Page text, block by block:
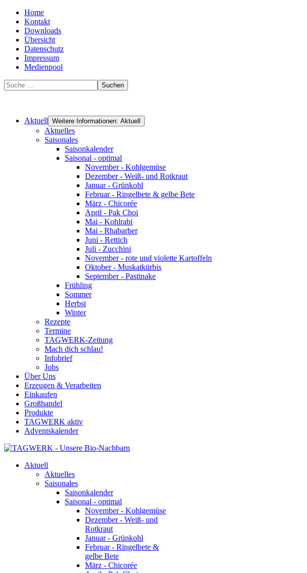
Home
Kontakt
Downloads
Übersicht
Datenschutz
Impressum
Medienpool
Suchen
Aktuell Weitere Informationen: Aktuell
Aktuelles
Saisonales
Saisonkalender
Saisonal - optimal
November - Kohlgemüse
Dezember - Weiß- und Rotkraut
Januar - Grünkohl
Februar - Ringelbete & gelbe Bete
März - Chicorée
April - Pak Choi
Mai - Kohlrabi
Mai - Rhabarber
Juni - Rettich
Juli - Zucchini
November - rote und violette Kartoffeln
Oktober - Muskatkürbis
September - Pastinake
Frühling
Sommer
Herbst
Winter
Rezepte
Termine
TAGWERK-Zeitung
Mach dich schlau!
Infobrief
Jobs
Über Uns
Erzeugen & Verarbeiten
Einkaufen
Großhandel
Produkte
TAGWERK aktiv
Adventskalender
Aktuell
Aktuelles
Saisonales
Saisonkalender
Saisonal - optimal
November - Kohlgemüse
Dezember - Weiß- und
Rotkraut
Januar - Grünkohl
Februar - Ringelbete &
gelbe Bete
März - Chicorée